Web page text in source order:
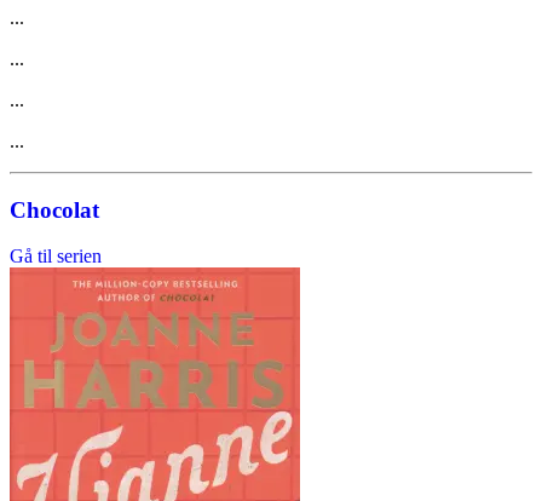
...
...
...
...
Chocolat
Gå til serien